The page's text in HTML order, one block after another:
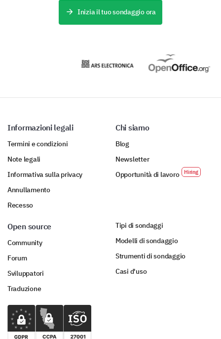
Inizia il tuo sondaggio ora
Informazioni legali
Termini e condizioni
Note legali
Informativa sulla privacy
Annullamento
Recesso
Chi siamo
Blog
Newsletter
Opportunità di lavoro
Open source
Community
Forum
Sviluppatori
Traduzione
Tipi di sondaggi
Modelli di sondaggio
Strumenti di sondaggio
Casi d'uso